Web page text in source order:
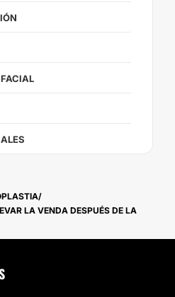
LA VENDA DESPUÉS DE LA